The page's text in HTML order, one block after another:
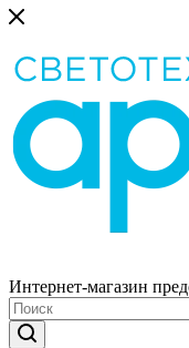
Интернет-магазин